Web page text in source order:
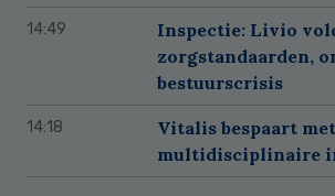
14:49
Inspectie: Livio
zorgstandaarden,
bestuurscrisis
14:18
Vitalis bespaart
multidisciplinaire